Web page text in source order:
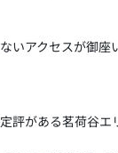
いアクセスが御
評がある茗荷谷エ